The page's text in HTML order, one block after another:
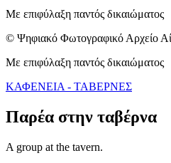
Με επιφύλαξη παντός δικαιώματος
© Ψηφιακό Φωτογραφικό Αρχείο
Με επιφύλαξη παντός δικαιώματος
ΚΑΦΕΝΕΙΑ - ΤΑΒΕΡΝΕΣ
Παρέα στην ταβέρνα
A group at the tavern.